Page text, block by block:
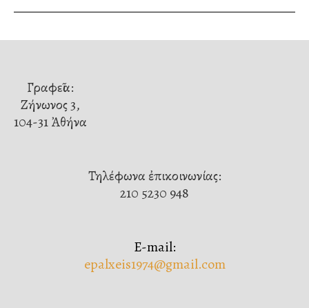
Γραφεῖα:
Ζήνωνος 3,
104-31 Ἀθήνα
Τηλέφωνα ἐπικοινωνίας:
210 5230 948
E-mail:
epalxeis1974@gmail.com